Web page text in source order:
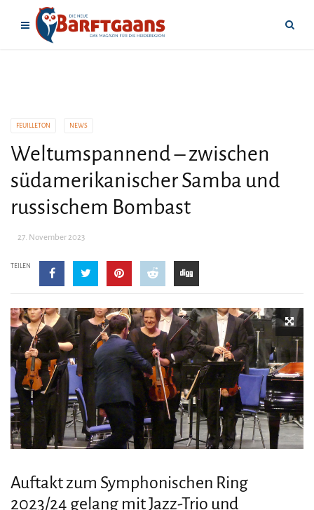
FEUILLETON NEWS
Weltumspannend – zwischen
südamerikanischer Samba und
russischem Bombast
27. November 2023
TEILEN
Auftakt zum Symphonischen Ring
2023/24 gelang mit Jazz-Trio und